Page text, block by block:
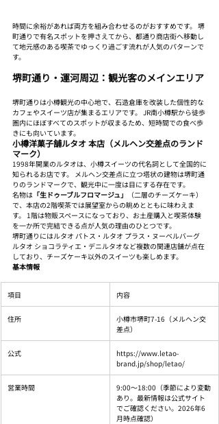
時間に余裕があれば両方を組み合わせるのがおすすめです。 堺
町通りで有名スポットを押さえてから、都通り商店街へ移動し
て地元感のある喫茶でゆっくり過ごす流れが人気のパターンで
す。
堺町通り・運河周辺：観光客のメインエリア
堺町通りは小樽観光の中心地で、石造倉庫を改装した個性的な
カフェやスイーツ店が集まるエリアです。 JR南小樽駅から徒歩
圏内にほぼすべてのスポットが収まるため、短時間での食べ歩
きにも向いています。
小樽洋菓子舗ルタオ 本店（メルヘン交差点のランド
マーク）
1998年開業のルタオは、小樽スイーツの代名詞として全国的に
知られるお店です。 メルヘン交差点に立つ塔状の建物は堺町通
りのランドマークで、観光中に一度は目にする存在です。
名物は 「生ドゥーブルフロマージュ」
（二層のチーズケーキ）
で、本店の2階喫茶では展望室からの眺めとともに味わえま
す。 1階は物販スペースになっており、お土産購入と喫茶体験
を一か所で完結できる点が人気の理由のひとつです。
堺町通りにはルタオ パトス・ルタオ プラス・ヌーベルバーグ
ルタオ ショコラティエ・デニルタオなど複数の関連店舗が点在
しており、チーズケーキ以外のスイーツも楽しめます。
基本情報
項目 内容
住所
小樽市堺町7-16（メルヘン交
差点）
公式
https://www.letao-
brand.jp/shop/letao/
営業時間
9:00〜18:00（季節により変動
あり。最新情報は公式サイト
でご確認ください。2026年6
月時点確認）